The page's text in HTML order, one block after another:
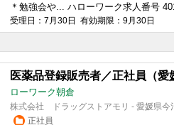
＊勉強会や... ハローワーク求人番号
受理日：7月30日 有効期限：9月30日
医薬品登録販売者／正社員（愛
ローワーク朝倉
株式会社 ドラッグストアモリ - 愛媛県今
正社員